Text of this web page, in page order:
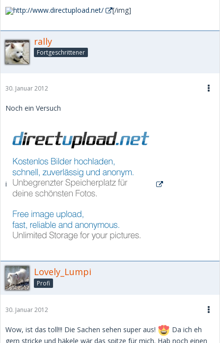
http://www.directupload.net/ [/img]
rally
Fortgeschrittener
30. Januar 2012
Noch ein Versuch
i
Lovely_Lumpi
Profi
30. Januar 2012
Wow, ist das toll!!! Die Sachen sehen super aus!
Da ich eh
gern stricke und häkele wär das spitze für mich. Hab noch einen